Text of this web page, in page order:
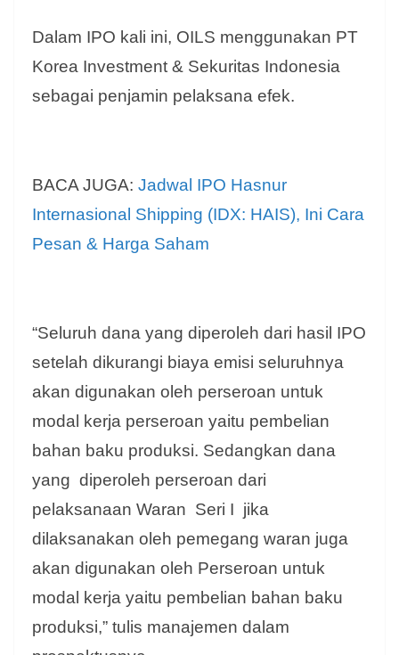
Dalam IPO kali ini, OILS menggunakan PT
Korea Investment & Sekuritas Indonesia
sebagai penjamin pelaksana efek.
BACA JUGA: Jadwal IPO Hasnur
Internasional Shipping (IDX: HAIS), Ini Cara
Pesan & Harga Saham
“Seluruh dana yang diperoleh dari hasil IPO
setelah dikurangi biaya emisi seluruhnya
akan digunakan oleh perseroan untuk
modal kerja perseroan yaitu pembelian
bahan baku produksi. Sedangkan dana
yang diperoleh perseroan dari
pelaksanaan Waran Seri I jika
dilaksanakan oleh pemegang waran juga
akan digunakan oleh Perseroan untuk
modal kerja yaitu pembelian bahan baku
produksi,” tulis manajemen dalam